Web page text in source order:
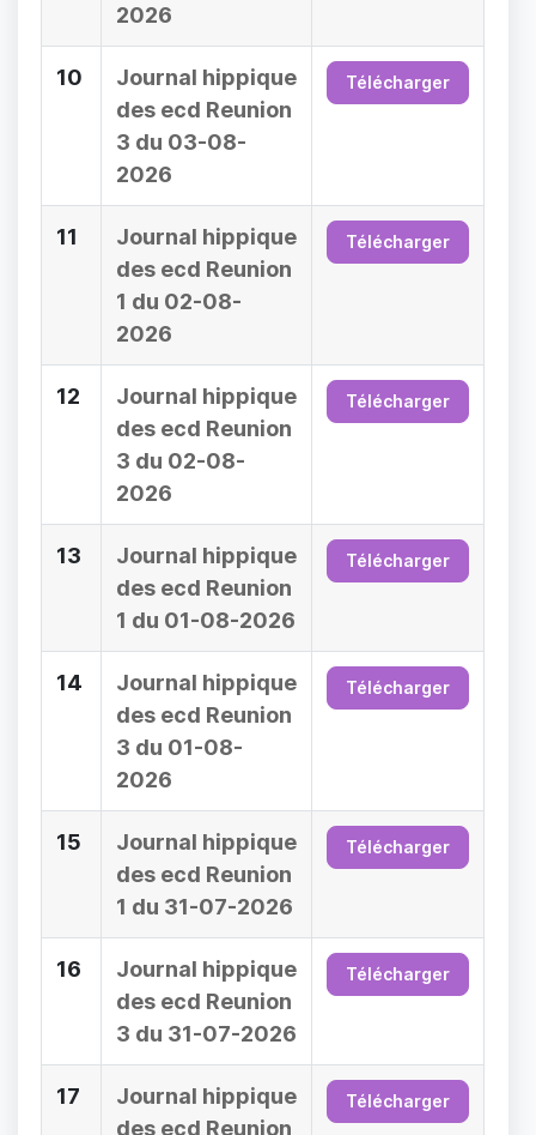
2026
10
Journal hippique
des ecd Reunion
3 du 03-08-
2026
Télécharger
11
Journal hippique
des ecd Reunion
1 du 02-08-
2026
Télécharger
12
Journal hippique
des ecd Reunion
3 du 02-08-
2026
Télécharger
13
Journal hippique
des ecd Reunion
1 du 01-08-2026
Télécharger
14
Journal hippique
des ecd Reunion
3 du 01-08-
2026
Télécharger
15
Journal hippique
des ecd Reunion
1 du 31-07-2026
Télécharger
16
Journal hippique
des ecd Reunion
3 du 31-07-2026
Télécharger
17
Journal hippique
des ecd Reunion
Télécharger